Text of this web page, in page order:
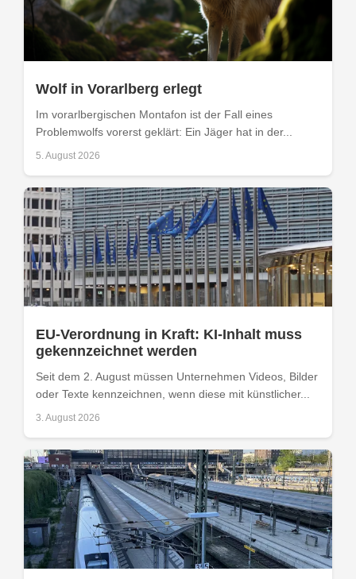
Wolf in Vorarlberg erlegt
Im vorarlbergischen Montafon ist der Fall eines
Problemwolfs vorerst geklärt: Ein Jäger hat in der...
5. August 2026
EU-Verordnung in Kraft: KI-Inhalt muss
gekennzeichnet werden
Seit dem 2. August müssen Unternehmen Videos, Bilder
oder Texte kennzeichnen, wenn diese mit künstlicher...
3. August 2026